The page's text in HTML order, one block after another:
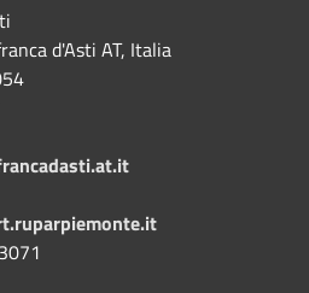
d'Asti AT, Italia